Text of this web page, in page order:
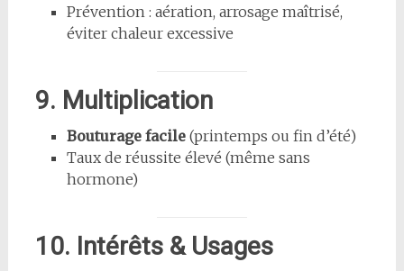
Prévention : aération, arrosage maîtrisé,
éviter chaleur excessive
9. Multiplication
Bouturage facile(printemps ou fin d’été)
Taux de réussite élevé (même sans
hormone)
10. Intérêts & Usages